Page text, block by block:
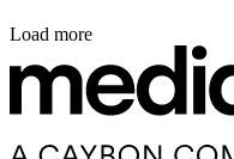
Load more